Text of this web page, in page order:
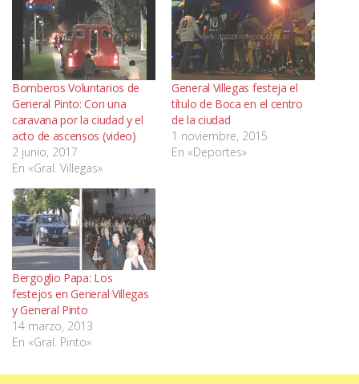
Bomberos Voluntarios de
General Pinto: Con una
caravana por la ciudad y el
acto de ascensos (video)
2 junio, 2017
En «Gral. Villegas»
General Villegas festeja el
título de Boca en el centro
de la ciudad
1 noviembre, 2015
En «Deportes»
Bergoglio Papa: Los
festejos en General Villegas
y General Pinto
14 marzo, 2013
En «Gral. Pinto»